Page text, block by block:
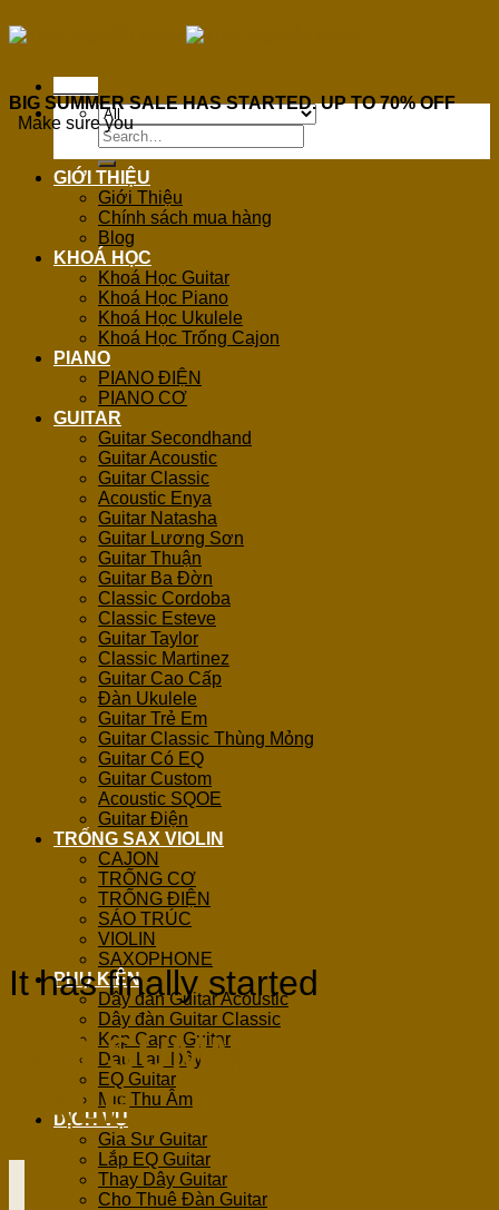
Search
for:
GIỚI THIỆU
Giới Thiệu
Chính sách mua hàng
Blog
KHOÁ HỌC
Khoá Học Guitar
Khoá Học Piano
Khoá Học Ukulele
Khoá Học Trống Cajon
PIANO
PIANO ĐIỆN
PIANO CƠ
GUITAR
Guitar Secondhand
Guitar Acoustic
Guitar Classic
Acoustic Enya
Guitar Natasha
Guitar Lương Sơn
Guitar Thuận
Guitar Ba Đờn
Classic Cordoba
Classic Esteve
Guitar Taylor
Classic Martinez
Guitar Cao Cấp
Đàn Ukulele
Guitar Trẻ Em
Guitar Classic Thùng Mỏng
Guitar Có EQ
Guitar Custom
Acoustic SQOE
Guitar Điện
TRỐNG SAX VIOLIN
CAJON
TRỐNG CƠ
TRỐNG ĐIỆN
SÁO TRÚC
VIOLIN
SAXOPHONE
PHỤ KIỆN
Dây đàn Guitar Acoustic
Dây đàn Guitar Classic
Kẹp Capo Guitar
Dầu Lau Dây
EQ Guitar
Mic Thu Âm
DỊCH VỤ
Gia Sư Guitar
Lắp EQ Guitar
Thay Dây Guitar
Cho Thuê Đàn Guitar
BIG SUMMER SALE HAS STARTED. UP TO 70% OFF
Make sure you
It has finally started
BIG SUMMER
SALE